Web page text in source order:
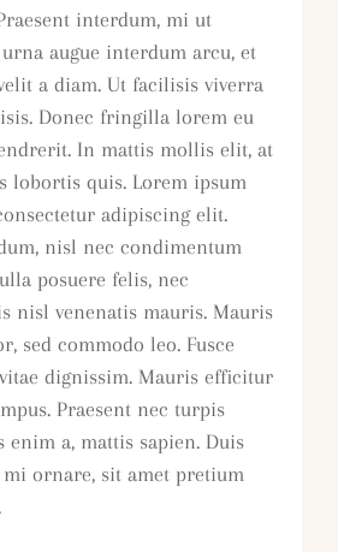
interdum, mi ut
augue interdum arcu, et
a diam. Ut facilisis viverra
Donec fringilla lorem eu
In mattis mollis elit, at
lobortis quis. Lorem ipsum
adipiscing elit.
nisl nec condimentum
posuere felis, nec
nisl venenatis mauris. Mauris
sed commodo leo. Fusce
dignissim. Mauris efficitur
Praesent nec turpis
enim a, mattis sapien. Duis
ornare, sit amet pretium